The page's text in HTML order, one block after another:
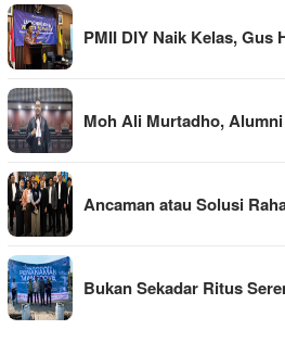
PMII DIY Naik Kelas,
Moh Ali Murtadho,
Ancaman atau Solusi
Bukan Sekadar Ritus